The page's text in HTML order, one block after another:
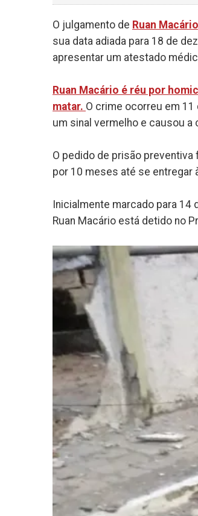
O julgamento de Ruan
sua data adiada para 18 de
apresentar um atestado
Ruan Macário é réu por
matar. O crime ocorreu em
um sinal vermelho e causou a
O pedido de prisão
por 10 meses até se entregar
Inicialmente marcado para
Ruan Macário está detido no